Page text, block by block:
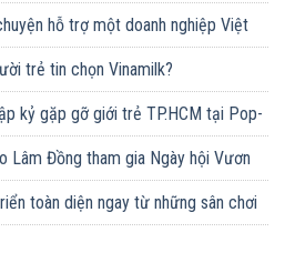
hỗ trợ một doanh nghiệp Việt
trẻ tin chọn Vinamilk?
kỷ gặp gỡ giới trẻ TP.HCM tại Pop-
Lâm Đồng tham gia Ngày hội Vươn
toàn diện ngay từ những sân chơi